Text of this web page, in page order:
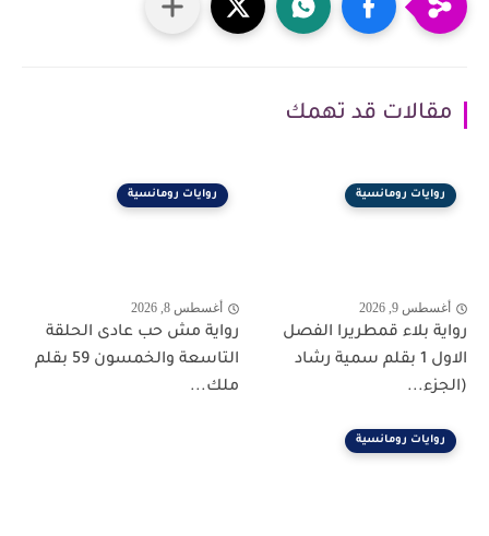
مقالات قد تهمك
روايات رومانسية
أغسطس 9, 2026
رواية بلاء قمطريرا الفصل
الاول 1 بقلم سمية رشاد
(الجزء...
روايات رومانسية
أغسطس 8, 2026
رواية مش حب عادى الحلقة
التاسعة والخمسون 59 بقلم
ملك...
روايات رومانسية